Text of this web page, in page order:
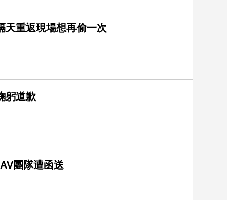
天重返現場想再偷一次
躬道歉
團隊遭函送